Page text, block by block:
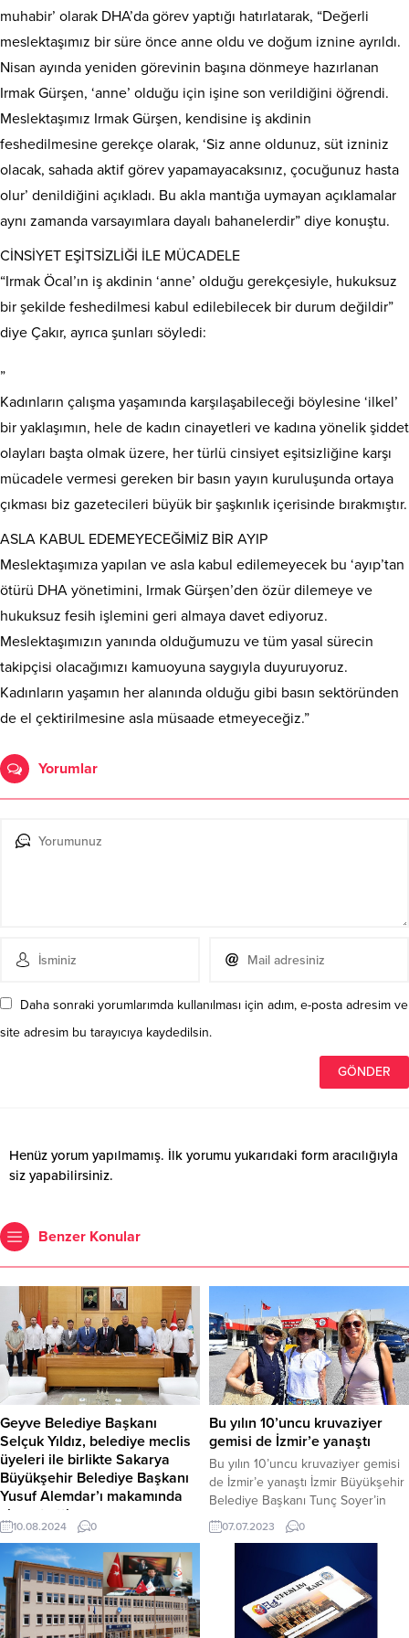
muhabir’ olarak DHA’da görev yaptığı hatırlatarak, “Değerli
meslektaşımız bir süre önce anne oldu ve doğum iznine ayrıldı.
Nisan ayında yeniden görevinin başına dönmeye hazırlanan
Irmak Gürşen, ‘anne’ olduğu için işine son verildiğini öğrendi.
Meslektaşımız Irmak Gürşen, kendisine iş akdinin
feshedilmesine gerekçe olarak, ‘Siz anne oldunuz, süt izniniz
olacak, sahada aktif görev yapamayacaksınız, çocuğunuz hasta
olur’ denildiğini açıkladı. Bu akla mantığa uymayan açıklamalar
aynı zamanda varsayımlara dayalı bahanelerdir” diye konuştu.
CİNSİYET EŞİTSİZLİĞİ İLE MÜCADELE
“Irmak Öcal’ın iş akdinin ‘anne’ olduğu gerekçesiyle, hukuksuz
bir şekilde feshedilmesi kabul edilebilecek bir durum değildir”
diye Çakır, ayrıca şunları söyledi:
”
Kadınların çalışma yaşamında karşılaşabileceği böylesine ‘ilkel’
bir yaklaşımın, hele de kadın cinayetleri ve kadına yönelik şiddet
olayları başta olmak üzere, her türlü cinsiyet eşitsizliğine karşı
mücadele vermesi gereken bir basın yayın kuruluşunda ortaya
çıkması biz gazetecileri büyük bir şaşkınlık içerisinde bırakmıştır.
ASLA KABUL EDEMEYECEĞİMİZ BİR AYIP
Meslektaşımıza yapılan ve asla kabul edilemeyecek bu ‘ayıp’tan
ötürü DHA yönetimini, Irmak Gürşen’den özür dilemeye ve
hukuksuz fesih işlemini geri almaya davet ediyoruz.
Meslektaşımızın yanında olduğumuzu ve tüm yasal sürecin
takipçisi olacağımızı kamuoyuna saygıyla duyuruyoruz.
Kadınların yaşamın her alanında olduğu gibi basın sektöründen
de el çektirilmesine asla müsaade etmeyeceğiz.”
Yorumlar
Daha sonraki yorumlarımda kullanılması için adım, e-posta adresim ve
site adresim bu tarayıcıya kaydedilsin.
Henüz yorum yapılmamış. İlk yorumu yukarıdaki form aracılığıyla
siz yapabilirsiniz.
Benzer Konular
Geyve Belediye Başkanı
Selçuk Yıldız, belediye meclis
üyeleri ile birlikte Sakarya
Büyükşehir Belediye Başkanı
Yusuf Alemdar’ı makamında
ziyaret etti
İlçede yapılan çalışmalar ve
planlanan projeler ile ilgili
istişarelerin gerçekleştiği ziyarette
karşılıklı fikir alışverişlerinde
bulunuldu. Başkan Yıldız;
“Öncelikle Büyükşehir Belediye
10.08.2024 0
Bu yılın 10’uncu kruvaziyer
gemisi de İzmir’e yanaştı
Bu yılın 10’uncu kruvaziyer gemisi
de İzmir’e yanaştı İzmir Büyükşehir
Belediye Başkanı Tunç Soyer’in
yoğun çabaları sonucu geçen yıl
34 gemiyi ağırlayan İzmir’e, 2023
sabah geldi. Alsancak Limanı’na
yanaşan gemiden inen turistler;
Kemeraltı, Selçuk Efes Antik Kenti,
Meryem Ana gibi bölgeleri ziyaret
07.07.2023 0